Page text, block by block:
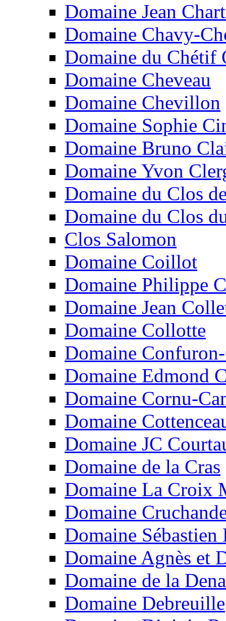
Domaine Jean
Domaine Chavy-
Domaine du Chétif
Domaine Cheveau
Domaine Chevillon
Domaine Sophie
Domaine Bruno
Domaine Yvon
Domaine du Clos
Domaine du Clos
Clos Salomon
Domaine Coillot
Domaine Philippe
Domaine Jean
Domaine Collotte
Domaine
Domaine Edmond
Domaine Cornu-
Domaine
Domaine JC
Domaine de la Cras
Domaine La Croix
Domaine
Domaine Sébastien
Domaine Agnès et
Domaine de la
Domaine Debreuille